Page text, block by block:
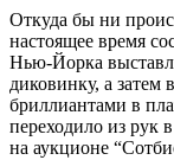
Откуда бы ни
настоящее время
Нью-Йорка
диковинку, а затем
бриллиантами в
переходило из рук
на аукционе